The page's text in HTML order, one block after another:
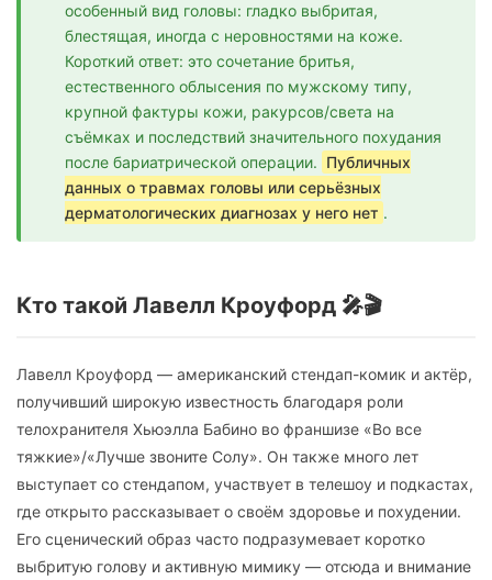
особенный вид головы: гладко выбритая,
блестящая, иногда с неровностями на коже.
Короткий ответ: это сочетание бритья,
естественного облысения по мужскому типу,
крупной фактуры кожи, ракурсов/света на
съёмках и последствий значительного похудания
после бариатрической операции. Публичных
данных о травмах головы или серьёзных
дерматологических диагнозах у него нет .
Кто такой Лавелл Кроуфорд 🎤🎬
Лавелл Кроуфорд — американский стендап-комик и актёр,
получивший широкую известность благодаря роли
телохранителя Хьюэлла Бабино во франшизе «Во все
тяжкие»/«Лучше звоните Солу». Он также много лет
выступает со стендапом, участвует в телешоу и подкастах,
где открыто рассказывает о своём здоровье и похудении.
Его сценический образ часто подразумевает коротко
выбритую голову и активную мимику — отсюда и внимание